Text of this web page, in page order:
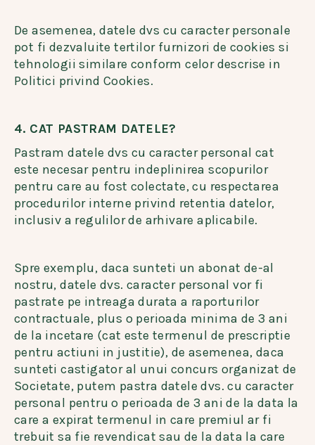
De asemenea, datele dvs cu caracter personale
pot fi dezvaluite tertilor furnizori de cookies si
tehnologii similare conform celor descrise in
Politici privind Cookies.
4. CAT PASTRAM DATELE?
Pastram datele dvs cu caracter personal cat
este necesar pentru indeplinirea scopurilor
pentru care au fost colectate, cu respectarea
procedurilor interne privind retentia datelor,
inclusiv a regulilor de arhivare aplicabile.
Spre exemplu, daca sunteti un abonat de-al
nostru, datele dvs. caracter personal vor fi
pastrate pe intreaga durata a raporturilor
contractuale, plus o perioada minima de 3 ani
de la incetare (cat este termenul de prescriptie
pentru actiuni in justitie), de asemenea, daca
sunteti castigator al unui concurs organizat de
Societate, putem pastra datele dvs. cu caracter
personal pentru o perioada de 3 ani de la data la
care a expirat termenul in care premiul ar fi
trebuit sa fie revendicat sau de la data la care